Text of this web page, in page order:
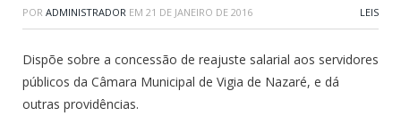
POR ADMINISTRADOR EM 21 DE JANEIRO DE 2016 LEIS
Dispõe sobre a concessão de reajuste salarial aos servidores
públicos da Câmara Municipal de Vigia de Nazaré, e dá
outras providências.